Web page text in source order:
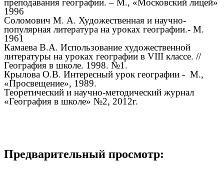
преподавания географии. – М., «Московский лицей»
1996
Соломович М. А. Художественная и научно-
популярная литература на уроках географии.- М.
1961
Камаева В.А. Использование художественной
литературы на уроках географии в VIII классе. //
География в школе. 1998. №1.
Крылова О.В. Интересный урок географии - М.,
«Просвещение», 1989.
Теоретический и научно-методический журнал
«География в школе» №2, 2012г.
Предварительный просмотр: